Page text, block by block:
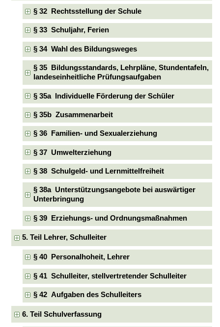
§ 32 Rechtsstellung der Schule
§ 33 Schuljahr, Ferien
§ 34 Wahl des Bildungsweges
§ 35 Bildungsstandards, Lehrpläne, Stundentafeln,
landeseinheitliche Prüfungsaufgaben
§ 35a Individuelle Förderung der Schüler
§ 35b Zusammenarbeit
§ 36 Familien- und Sexualerziehung
§ 37 Umwelterziehung
§ 38 Schulgeld- und Lernmittelfreiheit
§ 38a Unterstützungsangebote bei auswärtiger
Unterbringung
§ 39 Erziehungs- und Ordnungsmaßnahmen
5. Teil Lehrer, Schulleiter
§ 40 Personalhoheit, Lehrer
§ 41 Schulleiter, stellvertretender Schulleiter
§ 42 Aufgaben des Schulleiters
6. Teil Schulverfassung